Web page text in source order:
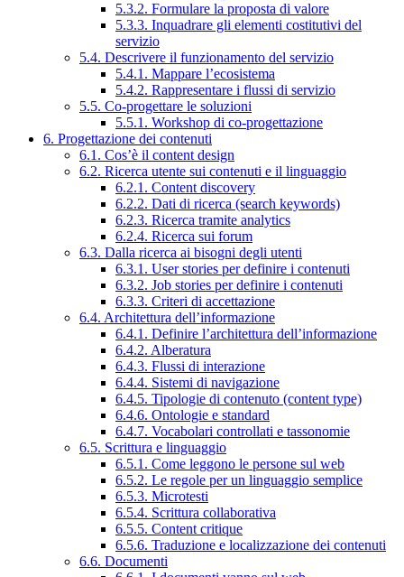
5.3.2. Formulare la proposta di valore
5.3.3. Inquadrare gli elementi costitutivi del
servizio
5.4. Descrivere il funzionamento del servizio
5.4.1. Mappare l’ecosistema
5.4.2. Rappresentare i flussi di servizio
5.5. Co-progettare le soluzioni
5.5.1. Workshop di co-progettazione
6. Progettazione dei contenuti
6.1. Cos’è il content design
6.2. Ricerca utente sui contenuti e il linguaggio
6.2.1. Content discovery
6.2.2. Dati di ricerca (search keywords)
6.2.3. Ricerca tramite analytics
6.2.4. Ricerca sui forum
6.3. Dalla ricerca ai bisogni degli utenti
6.3.1. User stories per definire i contenuti
6.3.2. Job stories per definire i contenuti
6.3.3. Criteri di accettazione
6.4. Architettura dell’informazione
6.4.1. Definire l’architettura dell’informazione
6.4.2. Alberatura
6.4.3. Flussi di interazione
6.4.4. Sistemi di navigazione
6.4.5. Tipologie di contenuto (content type)
6.4.6. Ontologie e standard
6.4.7. Vocabolari controllati e tassonomie
6.5. Scrittura e linguaggio
6.5.1. Come leggono le persone sul web
6.5.2. Le regole per un linguaggio semplice
6.5.3. Microtesti
6.5.4. Scrittura collaborativa
6.5.5. Content critique
6.5.6. Traduzione e localizzazione dei contenuti
6.6. Documenti